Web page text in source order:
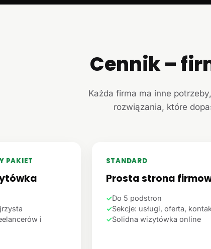
Cennik –
Każda firma ma inne
rozwiązania, które
PAKIET
i
STANDARD
Prosta strona
✓Do 5 podstron
✓Sekcje: usługi, oferta,
✓Solidna wizytówka online